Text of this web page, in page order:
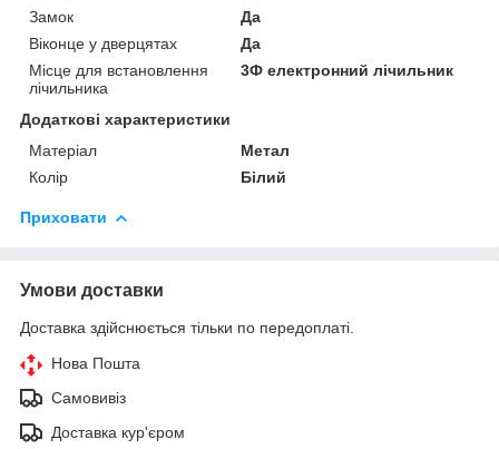
Замок
Да
Віконце у дверцятах
Да
Місце для встановлення
лічильника
3Ф електронний лічильник
Додаткові характеристики
Матеріал
Метал
Колір
Білий
Приховати
Умови доставки
Доставка здійснюється тільки по передоплаті.
Нова Пошта
Самовивіз
Доставка кур'єром